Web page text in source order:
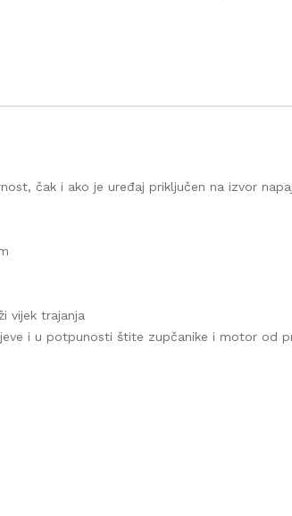
čak i ako je uređaj priključen na izvor
trajanja
i u potpunosti štite zupčanike i motor od
na gradilište za kupljenu robu iznad